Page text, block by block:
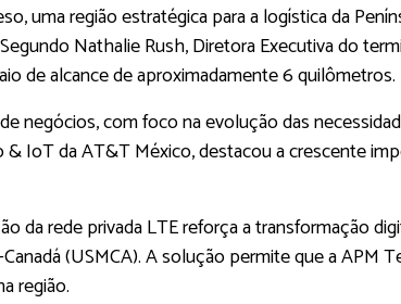
uma região estratégica para a logística da
Nathalie Rush, Diretora Executiva do
de alcance de aproximadamente 6 quilômetros.
negócios, com foco na evolução das
IoT da AT&T México, destacou a crescente
da rede privada LTE reforça a transformação
(USMCA). A solução permite que a APM
região.